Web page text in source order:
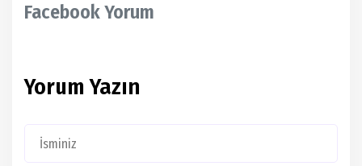
Facebook Yorum
Yorum Yazın